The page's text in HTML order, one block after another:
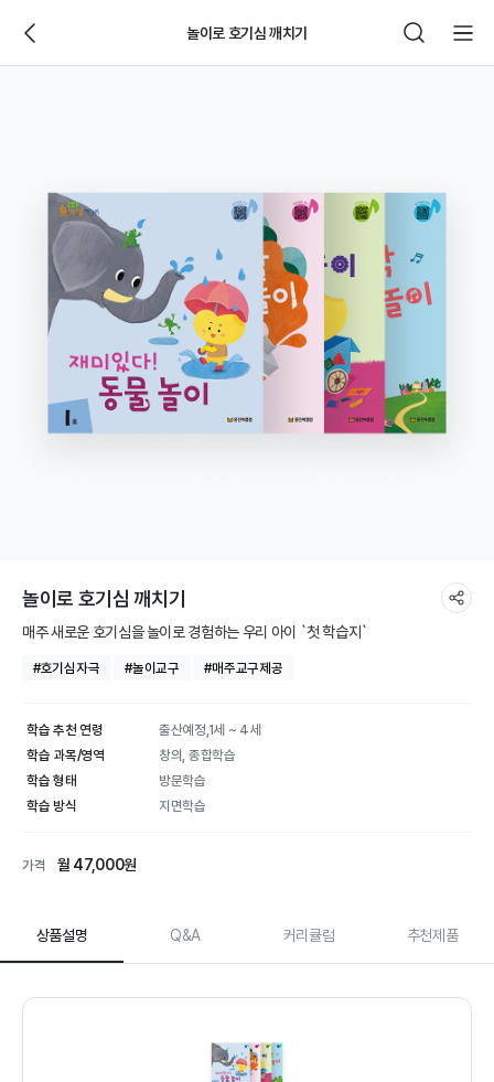
놀이로 호기심 깨치기
놀이로 호기심 깨치기
매주 새로운 호기심을 놀이로 경험하는 우리 아이 `첫 학습지`
#호기심자극 #놀이교구 #매주교구제공
학습 추천 연령
출산예정,1세 ~ 4세
학습 과목/영역
창의, 종합학습
학습 형태
방문학습
학습 방식
지면학습
가격 월 47,000원
상품설명 Q&A 커리큘럼 추천제품
놀이로 호기심 깨치기 | 창의, 종합학습 학습
상품 핵심 요약